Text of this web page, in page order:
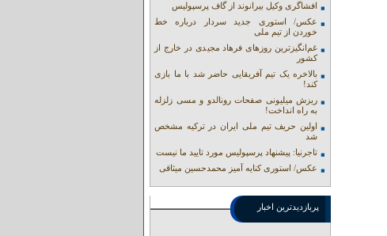
افشاگری وکیل بیرانوند از گاف‌ پرسپولیس
عکس/ استوری جدید سردار درباره خط
خوردن از تیم ملی
غم‌انگیزترین روزهای فرهاد مجیدی در خارج از
کشور
بالاخره یک تیم آفریقایی حاضر شد با ما بازی
کند!
ریزش میلیونی صفحات رونالدو و مسی زلزله
به راه انداخت!
اولین حریف تیم ملی ایران در ترکیه مشخص
شد
تاجرنیا: پیشنهاد پرسپولیس مورد تایید ما نیست
عکس/ استوری کنایه آمیز محمدحسین میثاقی
پربازدیدترین اخبار